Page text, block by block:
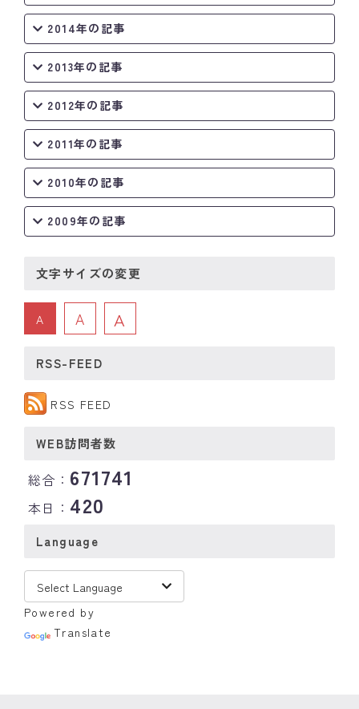
2014年の記事
2013年の記事
2012年の記事
2011年の記事
2010年の記事
2009年の記事
文字サイズの変更
A A A
RSS-FEED
RSS FEED
WEB訪問者数
総合： 671741
本日： 420
Language
Powered by
Translate